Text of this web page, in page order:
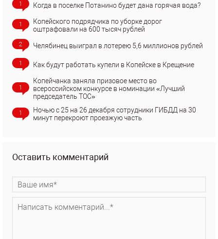
1 Когда в поселке Потанино будет дана горячая вода?
1
Копейского подрядчика по уборке дорог
оштрафовали на 600 тысяч рублей
2 Челябинец выиграл в лотерею 5,6 миллионов рублей
1 Как будут работать купели в Копейске в Крещение
1
Копейчанка заняла призовое место во
всероссийском конкурсе в номинации «Лучший
председатель ТОС»
1
Ночью с 25 на 26 декабря сотрудники ГИБДД на 30
минут перекроют проезжую часть
Оставить комментарий